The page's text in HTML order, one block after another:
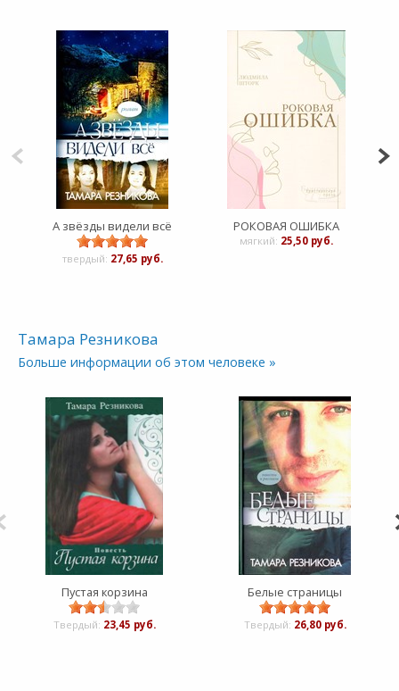
А звёзды видели всё
твердый: 27,65 руб.
РОКОВАЯ ОШИБКА
мягкий: 25,50 руб.
Тамара Резникова
Больше информации об этом человеке »
Пустая корзина
Твердый: 23,45 руб.
Белые страницы
Твердый: 26,80 руб.